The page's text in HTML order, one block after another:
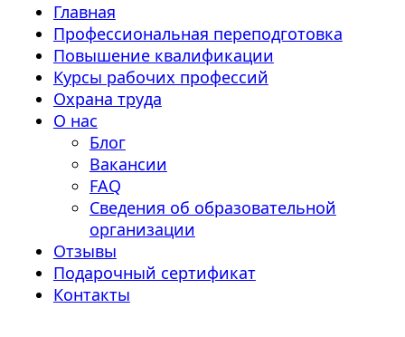
Главная
Профессиональная переподготовка
Повышение квалификации
Курсы рабочих профессий
Охрана труда
О нас
Блог
Вакансии
FAQ
Сведения об образовательной
организации
Отзывы
Подарочный сертификат
Контакты